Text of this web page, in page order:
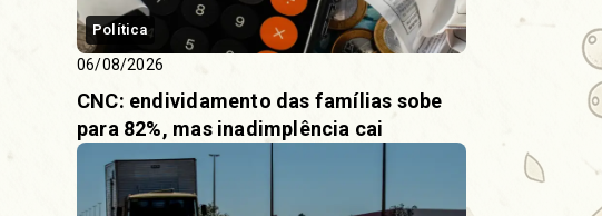
Política
06/08/2026
CNC: endividamento das famílias sobe
para 82%, mas inadimplência cai